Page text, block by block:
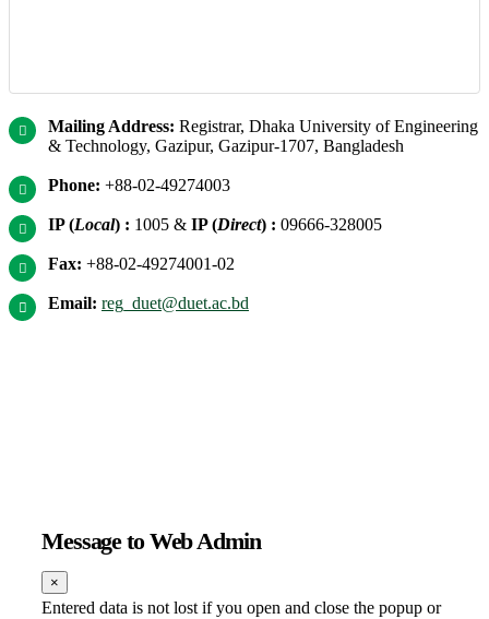
Mailing Address: Registrar, Dhaka University of Engineering
& Technology, Gazipur, Gazipur-1707, Bangladesh
Phone: +88-02-49274003
IP (Local) : 1005 & IP (Direct) : 09666-328005
Fax: +88-02-49274001-02
Email: reg_duet@duet.ac.bd
Message to Web Admin
×
Entered data is not lost if you open and close the popup or